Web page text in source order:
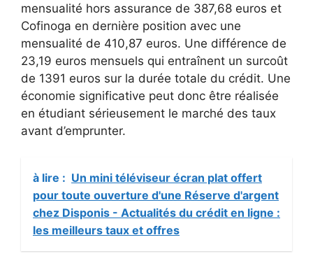
mensualité hors assurance de 387,68 euros et
Cofinoga en dernière position avec une
mensualité de 410,87 euros. Une différence de
23,19 euros mensuels qui entraînent un surcoût
de 1391 euros sur la durée totale du crédit. Une
économie significative peut donc être réalisée
en étudiant sérieusement le marché des taux
avant d’emprunter.
à lire : Un mini téléviseur écran plat offert
pour toute ouverture d'une Réserve d'argent
chez Disponis - Actualités du crédit en ligne :
les meilleurs taux et offres